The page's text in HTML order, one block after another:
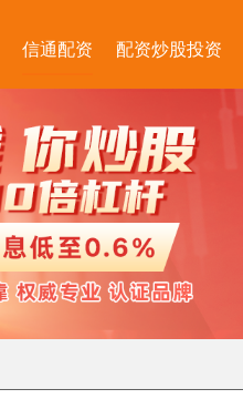
信通配资 配资炒股投资